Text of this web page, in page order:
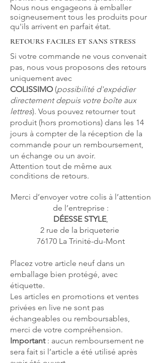
Nous nous engageons à emballer
soigneusement tous les produits pour
qu'ils arrivent en parfait état.
RETOURS FACILES ET SANS STRESS
Si votre commande ne vous convenait
pas, nous vous proposons des retours
uniquement avec
COLISSIMO(possibilité d'expédier
directement depuis votre boîte aux
lettres). Vous pouvez retourner tout
produit (hors promotions) dans les 14
jours à compter de la réception de la
commande pour un remboursement,
un échange ou un avoir.
Attention tout de même aux
conditions de retours.
Merci d’envoyer votre colis à l’attention
de l’entreprise :
DÉESSE STYLE,
2 rue de la briqueterie
76170 La Trinité-du-Mont
Placez votre article neuf dans un
emballage bien protégé, avec
étiquette.
Les articles en promotions et ventes
privées en live ne sont pas
échangeables ou remboursables,
merci de votre compréhension.
Important: aucun remboursement ne
sera fait si l’article a été utilisé après